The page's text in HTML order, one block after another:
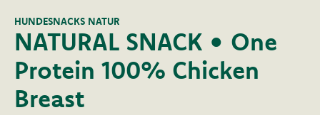
NATURAL SNACK • One
Protein 100% Chicken
Breast
HUNDESNACKS NATUR